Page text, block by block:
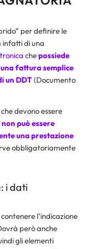
per definire le
di una
chepossiede
fattura semplice
un DDT(Documento
devono essere
non può essere
una prestazione
obbligatoriamente
i dati
l’indicazione
però anche
gli elementi